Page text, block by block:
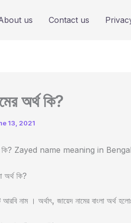
us Contact us
অর্থ কি?
13, 2021
কি? Zayed name meaning in
অর্থ কি?
নাম । অর্থাৎ, জায়েদ নামের বাংলা অর্থ